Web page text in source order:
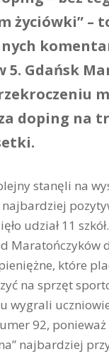
życiówki” –
5. Gdańsk
doping na
stanęli na
udział 11
Maratończyków
które
na sprzęt
wygrali uczniowie
92,
najbardziej